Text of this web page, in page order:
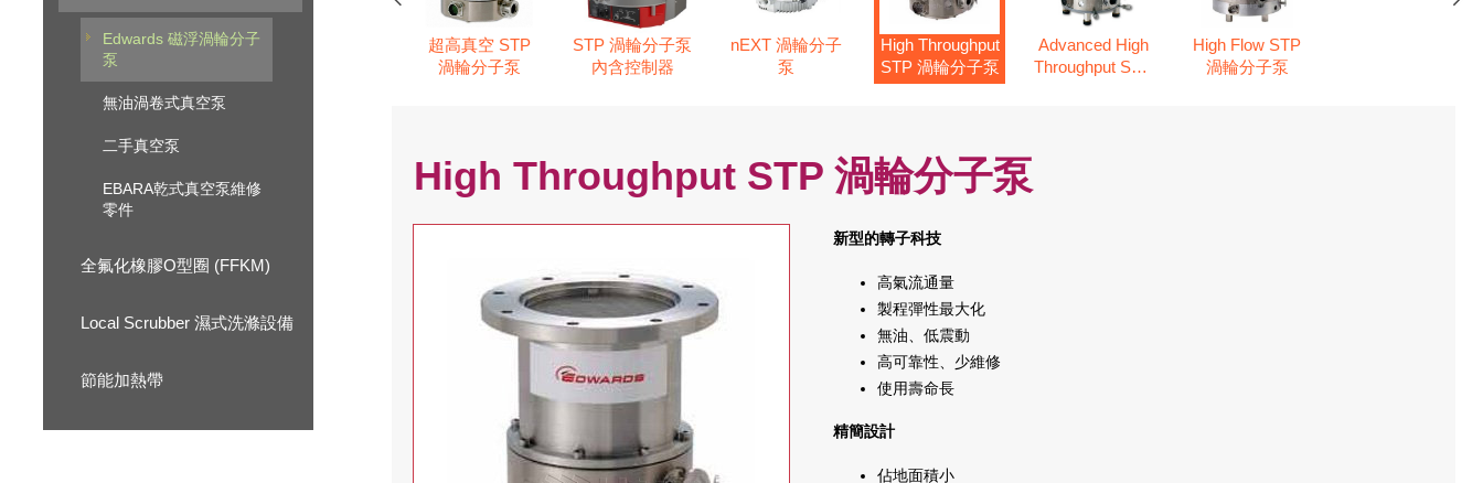
Edwards 磁浮渦輪分子
泵
無油渦卷式真空泵
二手真空泵
EBARA乾式真空泵維修
零件
全氟化橡膠O型圈 (FFKM)
Local Scrubber 濕式洗滌設備
節能加熱帶
超高真空 STP
渦輪分子泵
STP 渦輪分子泵
內含控制器
nEXT 渦輪分子
泵
High Throughput
STP 渦輪分子泵
Advanced High
Throughput STP
High Flow STP
渦輪分子泵
High Throughput STP 渦輪分子泵
新型的轉子科技
高氣流通量
製程彈性最大化
無油、低震動
高可靠性、少維修
使用壽命長
精簡設計
佔地面積小